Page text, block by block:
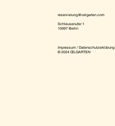
reservierung@oelgarten.com
Schleusenufer 1
10997 Berlin
Impressum / Datenschutzerklärung
© 2024 ŒLGARTEN